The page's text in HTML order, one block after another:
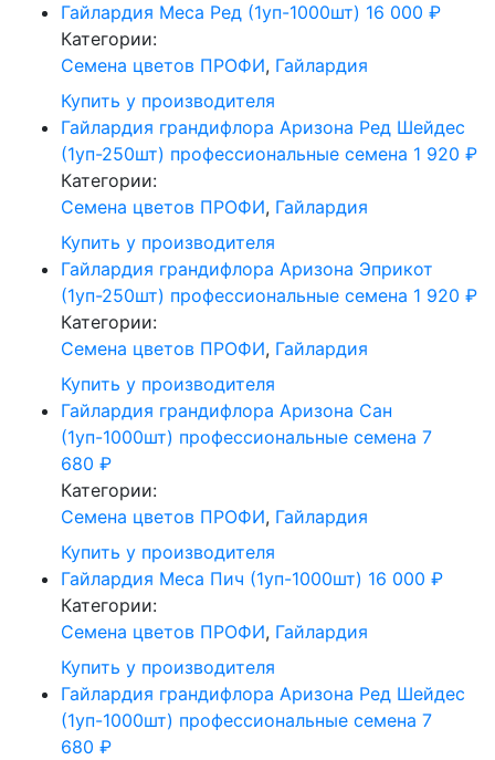
Гайлардия Меса Ред (1уп-1000шт) 16 000 ₽
Категории:
Cемена цветов ПРОФИ, Гайлардия
Купить у производителя
Гайлардия грандифлора Аризона Ред Шейдес
(1уп-250шт) профессиональные семена 1 920 ₽
Категории:
Cемена цветов ПРОФИ, Гайлардия
Купить у производителя
Гайлардия грандифлора Аризона Эприкот
(1уп-250шт) профессиональные семена 1 920 ₽
Категории:
Cемена цветов ПРОФИ, Гайлардия
Купить у производителя
Гайлардия грандифлора Аризона Сан
(1уп-1000шт) профессиональные семена 7
680 ₽
Категории:
Cемена цветов ПРОФИ, Гайлардия
Купить у производителя
Гайлардия Меса Пич (1уп-1000шт) 16 000 ₽
Категории:
Cемена цветов ПРОФИ, Гайлардия
Купить у производителя
Гайлардия грандифлора Аризона Ред Шейдес
(1уп-1000шт) профессиональные семена 7
680 ₽